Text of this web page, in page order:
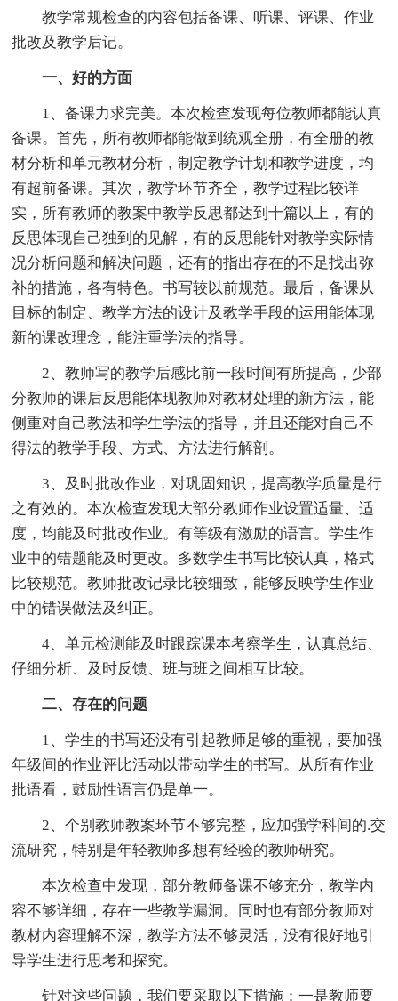
教学常规检查的内容包括备课、听课、评课、作业
批改及教学后记。
一、好的方面
1、备课力求完美。本次检查发现每位教师都能认真
备课。首先，所有教师都能做到统观全册，有全册的教
材分析和单元教材分析，制定教学计划和教学进度，均
有超前备课。其次，教学环节齐全，教学过程比较详
实，所有教师的教案中教学反思都达到十篇以上，有的
反思体现自己独到的见解，有的反思能针对教学实际情
况分析问题和解决问题，还有的指出存在的不足找出弥
补的措施，各有特色。书写较以前规范。最后，备课从
目标的制定、教学方法的设计及教学手段的运用能体现
新的课改理念，能注重学法的指导。
2、教师写的教学后感比前一段时间有所提高，少部
分教师的课后反思能体现教师对教材处理的新方法，能
侧重对自己教法和学生学法的指导，并且还能对自己不
得法的教学手段、方式、方法进行解剖。
3、及时批改作业，对巩固知识，提高教学质量是行
之有效的。本次检查发现大部分教师作业设置适量、适
度，均能及时批改作业。有等级有激励的语言。学生作
业中的错题能及时更改。多数学生书写比较认真，格式
比较规范。教师批改记录比较细致，能够反映学生作业
中的错误做法及纠正。
4、单元检测能及时跟踪课本考察学生，认真总结、
仔细分析、及时反馈、班与班之间相互比较。
二、存在的问题
1、学生的书写还没有引起教师足够的重视，要加强
年级间的作业评比活动以带动学生的书写。从所有作业
批语看，鼓励性语言仍是单一。
2、个别教师教案环节不够完整，应加强学科间的.交
流研究，特别是年轻教师多想有经验的教师研究。
本次检查中发现，部分教师备课不够充分，教学内
容不够详细，存在一些教学漏洞。同时也有部分教师对
教材内容理解不深，教学方法不够灵活，没有很好地引
导学生进行思考和探究。
针对这些问题，我们要采取以下措施：一是教师要